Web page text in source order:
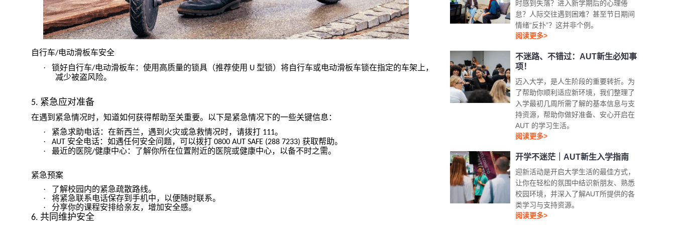
自行车/电动滑板车安全
·
锁好自行车/电动滑板车：使用高质量的锁具（推荐使用 U 型锁）将自行车或电动滑板车锁在指定的车架上，
减少被盗风险。
5. 紧急应对准备
在遇到紧急情况时，知道如何获得帮助至关重要。以下是紧急情况下的一些关键信息：
·
紧急求助电话：在新西兰，遇到火灾或急救情况时，请拨打 111。
·
AUT 安全电话：如遇任何安全问题，可以拨打 0800 AUT SAFE (288 7233) 获取帮助。
·
最近的医院/健康中心：了解你所在位置附近的医院或健康中心，以备不时之需。
紧急预案
·
了解校园内的紧急疏散路线。
·
将紧急联系电话保存到手机中，以便随时联系。
·
分享你的课程安排给亲友，增加安全感。
6. 共同维护安全
时感到失落？进入新学期后的心理倦
怠？人际交往遇到困难？甚至节日期间
情绪“反扑”？这并非个例。
阅读更多>
不迷路、不错过：AUT新生必知事
项！
迈入大学，是人生阶段的重要转折。为
了帮助你顺利适应新环境，我们整理了
入学最初几周所需了解的基本信息与支
持资源，帮助你做好准备、安心开启在
AUT 的学习生活。
阅读更多>
开学不迷茫｜AUT新生入学指南
迎新活动是开启大学生活的最佳方式，
让你在轻松的氛围中结识新朋友、熟悉
校园环境，并深入了解AUT所提供的各
类学习与支持资源。
阅读更多>